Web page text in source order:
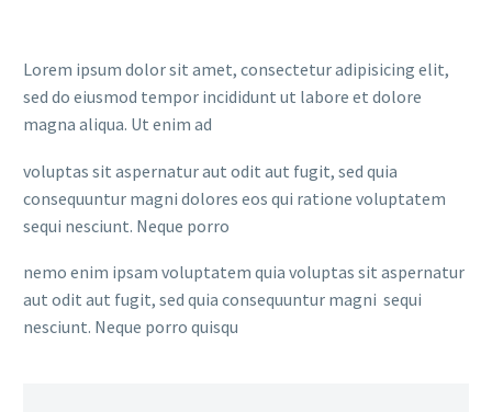
Lorem ipsum dolor sit amet, consectetur adipisicing elit,
sed do eiusmod tempor incididunt ut labore et dolore
magna aliqua. Ut enim ad
voluptas sit aspernatur aut odit aut fugit, sed quia
consequuntur magni dolores eos qui ratione voluptatem
sequi nesciunt. Neque porro
nemo enim ipsam voluptatem quia voluptas sit aspernatur
aut odit aut fugit, sed quia consequuntur magni sequi
nesciunt. Neque porro quisqu